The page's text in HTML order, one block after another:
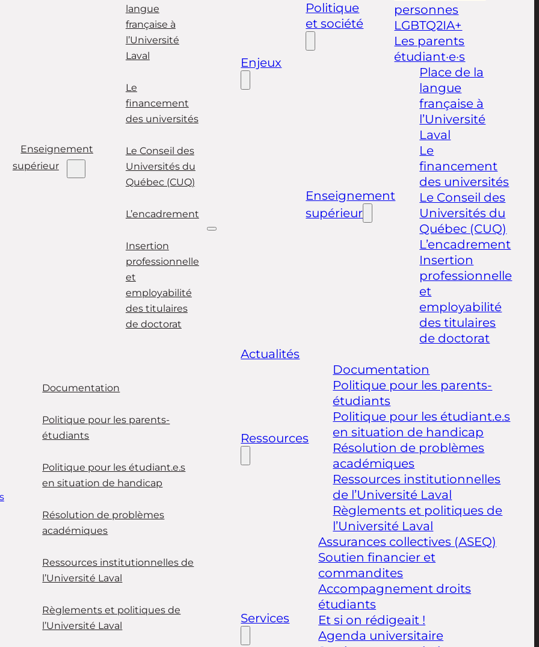
Enseignement
supérieur
langue
française à
l’Université
Laval
Le
financement
des universités
Le Conseil des
Universités du
Québec (CUQ)
L’encadrement
Insertion
professionnelle
et
employabilité
des titulaires
de doctorat
Documentation
Politique pour les parents-
étudiants
Politique pour les étudiant.e.s
en situation de handicap
Résolution de problèmes
académiques
Ressources institutionnelles de
l’Université Laval
Règlements et politiques de
l’Université Laval
Enjeux
Politique
et société
personnes
LGBTQ2IA+
Les parents
étudiant·e·s
Enseignement
supérieur
Place de la
langue
française à
l’Université
Laval
Le
financement
des universités
Le Conseil des
Universités du
Québec (CUQ)
L’encadrement
Insertion
professionnelle
et
employabilité
des titulaires
de doctorat
Actualités
Ressources
Documentation
Politique pour les parents-
étudiants
Politique pour les étudiant.e.s
en situation de handicap
Résolution de problèmes
académiques
Ressources institutionnelles
de l’Université Laval
Règlements et politiques de
l’Université Laval
Services
Assurances collectives (ASEQ)
Soutien financier et
commandites
Accompagnement droits
étudiants
Et si on rédigeait !
Agenda universitaire